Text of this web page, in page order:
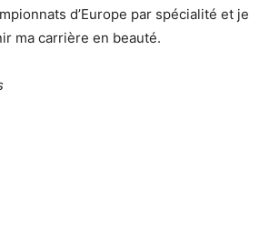
d’Europe par spécialité et je
ma carrière en beauté.